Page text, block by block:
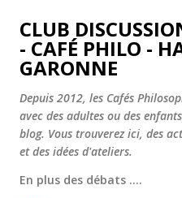
Accéder au
CLUB
- CAFÉ PHILO -
GARONNE
Depuis 2012, les Cafés
avec des adultes ou des
blog. Vous trouverez ici, des
et des idées d'ateliers.
En plus des débats ....